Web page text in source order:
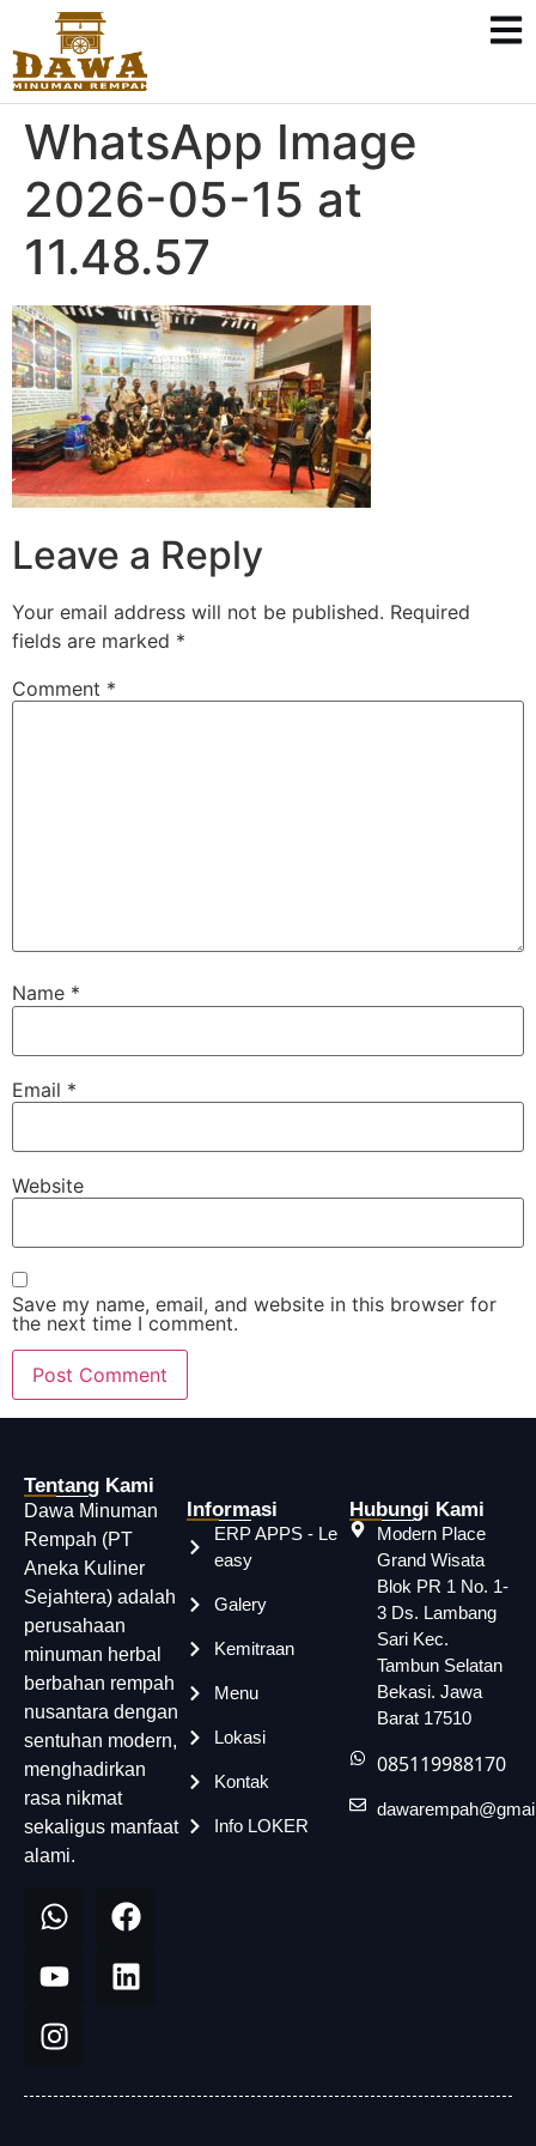
WhatsApp Image
2026-05-15 at
11.48.57
Leave a Reply
Your email address will not be published. Required
fields are marked *
Comment *
Name *
Email *
Website
Save my name, email, and website in this browser for
the next time I comment.
Tentang Kami
Dawa Minuman
Rempah (PT
Aneka Kuliner
Sejahtera) adalah
perusahaan
minuman herbal
berbahan rempah
nusantara dengan
sentuhan modern,
menghadirkan
rasa nikmat
sekaligus manfaat
alami.
Informasi
ERP APPS - Le
easy
Galery
Kemitraan
Menu
Lokasi
Kontak
Info LOKER
Hubungi Kami
Modern Place
Grand Wisata
Blok PR 1 No. 1-
3 Ds. Lambang
Sari Kec.
Tambun Selatan
Bekasi. Jawa
Barat 17510
085119988170